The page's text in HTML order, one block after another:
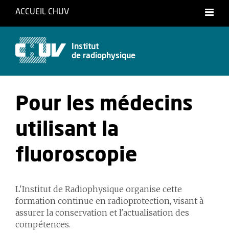
ACCUEIL CHUV
Institut
de radiophysique
Pour les médecins
utilisant la
fluoroscopie
L'Institut de Radiophysique organise cette
formation continue en radioprotection, visant à
assurer la conservation et l'actualisation des
compétences.